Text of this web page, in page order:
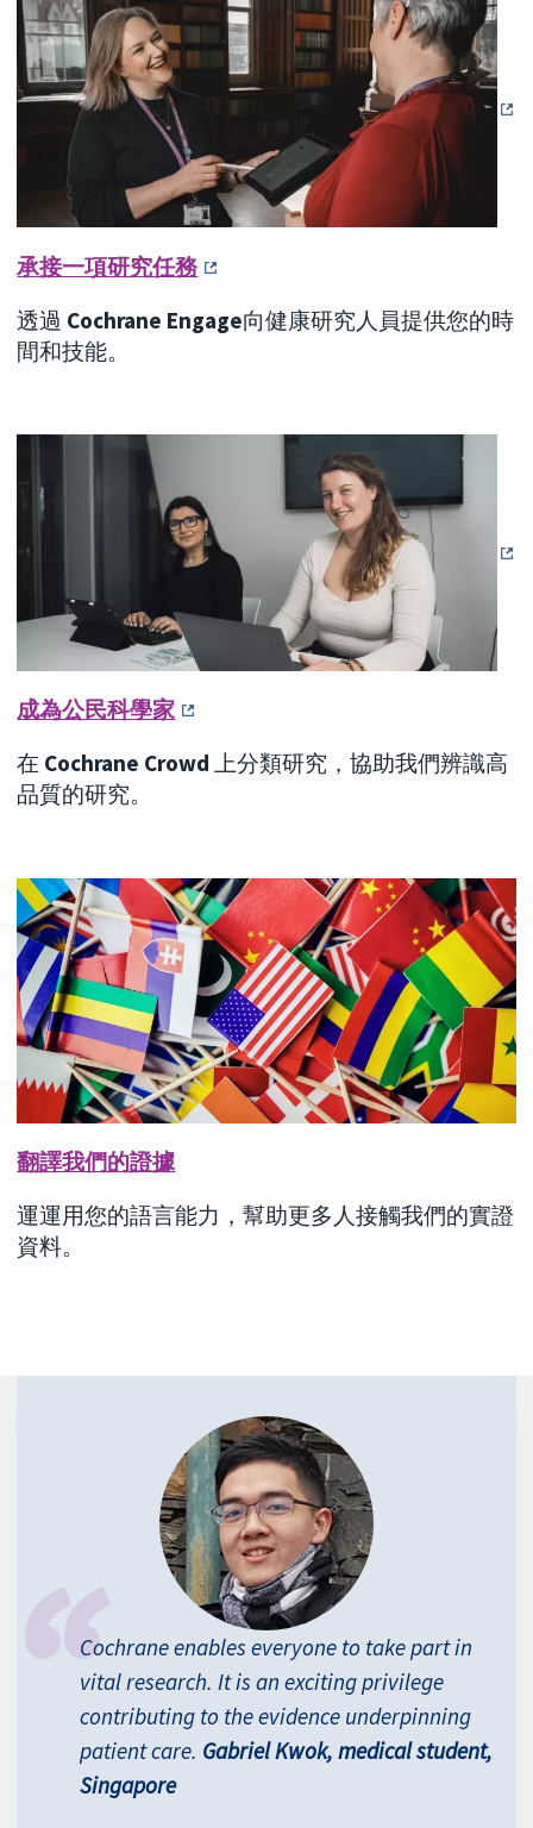
承接一項研究任務
透過 Cochrane Engage向健康研究人員提供您的時
間和技能。
成為公民科學家
在 Cochrane Crowd 上分類研究，協助我們辨識高
品質的研究。
翻譯我們的證據
運運用您的語言能力，幫助更多人接觸我們的實證
資料。
Cochrane enables everyone to take part in
vital research. It is an exciting privilege
contributing to the evidence underpinning
patient care. Gabriel Kwok, medical student,
Singapore